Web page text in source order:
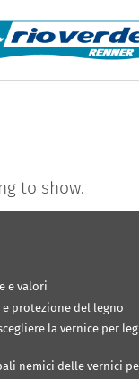
to show.
e valori
e protezione del legno
la vernice per
nemici delle vernici